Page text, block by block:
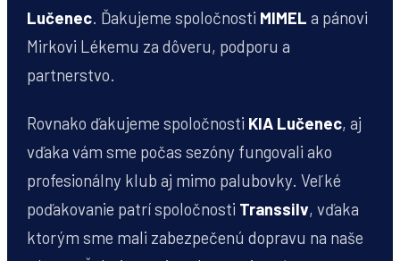
Lučenec . Ďakujeme spoločnosti MIMEL a pánovi
Mirkovi Lékemu za dôveru, podporu a
partnerstvo.
Rovnako ďakujeme spoločnosti KIA Lučenec, aj
vďaka vám sme počas sezóny fungovali ako
profesionálny klub aj mimo palubovky. Veľké
poďakovanie patrí spoločnosti Transsilv, vďaka
ktorým sme mali zabezpečenú dopravu na naše